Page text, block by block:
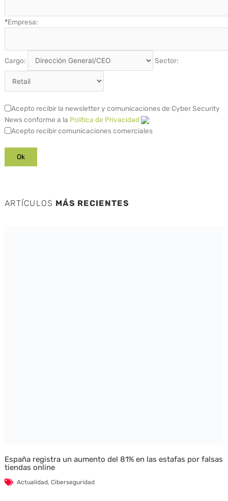
*Empresa:
Cargo: Sector:
Acepto recibir la newsletter y comunicaciones de Cyber Security
News conforme a la Política de Privacidad
Acepto recibir comunicaciones comerciales
ARTÍCULOS MÁS RECIENTES
España registra un aumento del 81% en las estafas por falsas
tiendas online
Actualidad, Ciberseguridad